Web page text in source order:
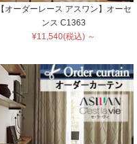
【オーダーレース アスワン】オーセ
ンス C1363
¥11,540(税込) ～